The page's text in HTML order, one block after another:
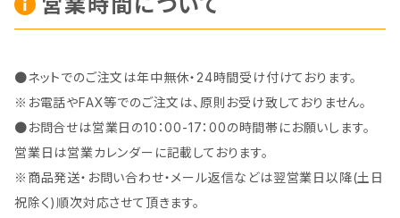
営業時間について
●ネットでのご注文は年中無休・24時間受け付けております。
※お電話やFAX等でのご注文は、原則お受け致しておりません。
●お問合せは営業日の10：00-17：00の時間帯にお願いします。
営業日は営業カレンダーに記載しております。
※商品発送・お問い合わせ・メール返信などは翌営業日以降(土日
祝除く)順次対応させて頂きます。